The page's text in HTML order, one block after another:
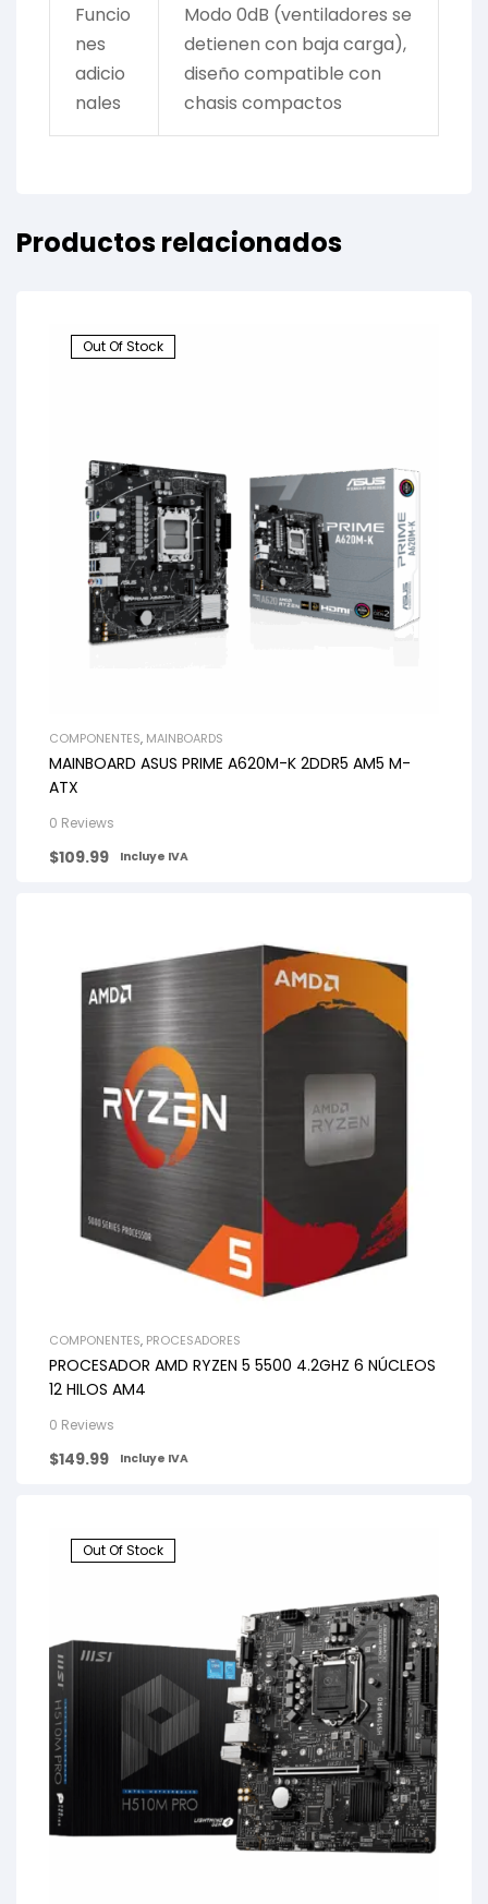
Funcio
nes
adicio
nales
Modo 0dB (ventiladores se
detienen con baja carga),
diseño compatible con
chasis compactos
Productos relacionados
Out Of Stock
COMPONENTES, MAINBOARDS
MAINBOARD ASUS PRIME A620M-K 2DDR5 AM5 M-
ATX
0 Reviews
$109.99 Incluye IVA
COMPONENTES, PROCESADORES
PROCESADOR AMD RYZEN 5 5500 4.2GHZ 6 NÚCLEOS
12 HILOS AM4
0 Reviews
$149.99 Incluye IVA
Out Of Stock